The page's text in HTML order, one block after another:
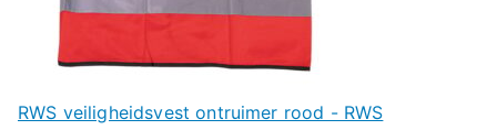
RWS veiligheidsvest ontruimer rood - RWS